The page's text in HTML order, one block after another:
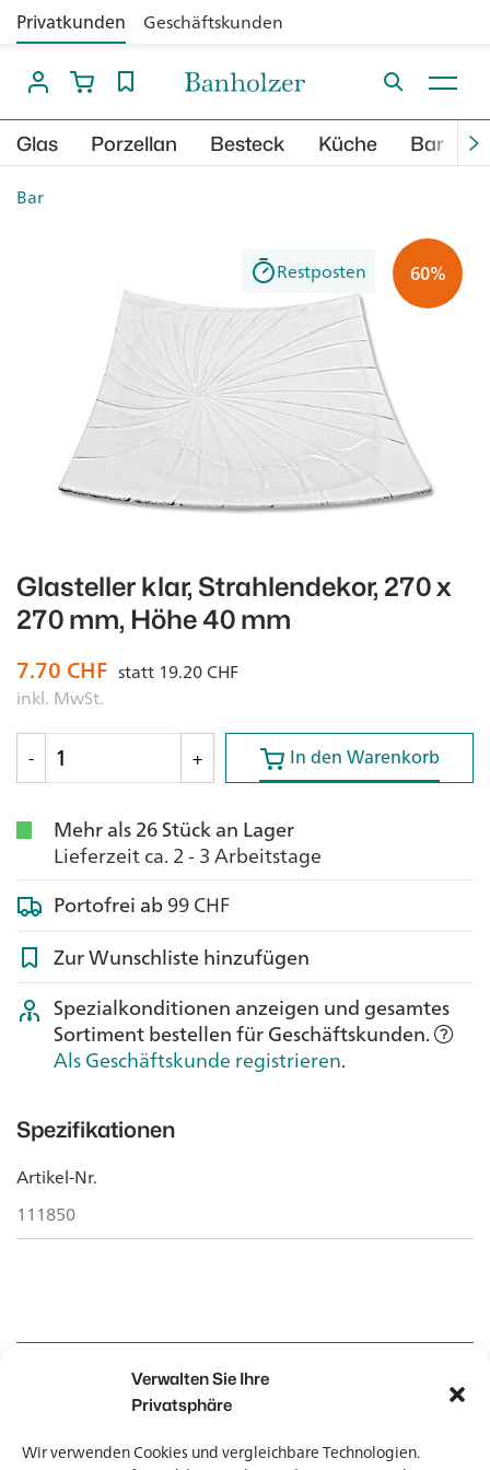
Verwalten Sie Ihre
Privatsphäre
Wir verwenden Cookies und vergleichbare Technologien.
Privatkunden Geschäftskunden
Glas Porzellan Besteck Küche Bar
Bar
60%
Restposten
Glasteller klar, Strahlendekor, 270 x
270 mm, Höhe 40 mm
7.70 CHF statt 19.20CHF
inkl. MwSt.
-
+ In den Warenkorb
In den Warenkorb
Mehr als 26 Stück an Lager
Lieferzeit ca. 2 - 3 Arbeitstage
Portofrei ab99 CHF
Zur Wunschliste hinzufügen
Spezialkonditionen anzeigen und gesamtes
Sortiment bestellen für Geschäftskunden.
Als Geschäftskunde registrieren.
Spezifikationen
Artikel-Nr.
111850
Kontakt
Kontakt